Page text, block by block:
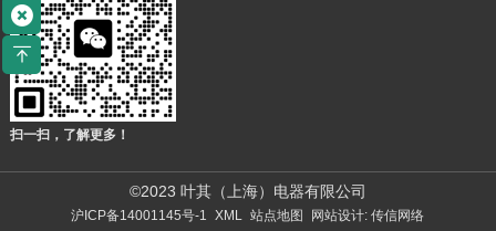
扫一扫，了解更多！
©2023 叶其（上海）电器有限公司
沪ICP备14001145号-1 XML 站点地图 网站设计: 传信网络